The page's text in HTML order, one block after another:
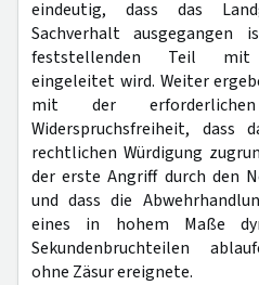
eindeutig, dass das
Sachverhalt
feststellenden Teil mit
eingeleitet wird. Weiter
mit der
Widerspruchsfreiheit, dass
rechtlichen Würdigung
der erste Angriff durch den
und dass die
eines in hohem Maße
Sekundenbruchteilen
ohne Zäsur ereignete.